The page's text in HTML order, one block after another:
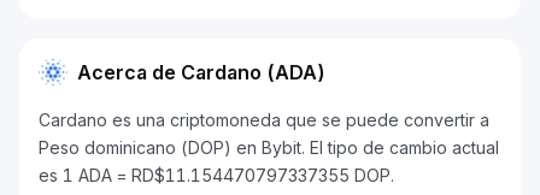
Acerca de Cardano (ADA)
Cardano es una criptomoneda que se puede convertir a
Peso dominicano (DOP) en Bybit. El tipo de cambio actual
es 1 ADA = RD$11.154470797337355 DOP.